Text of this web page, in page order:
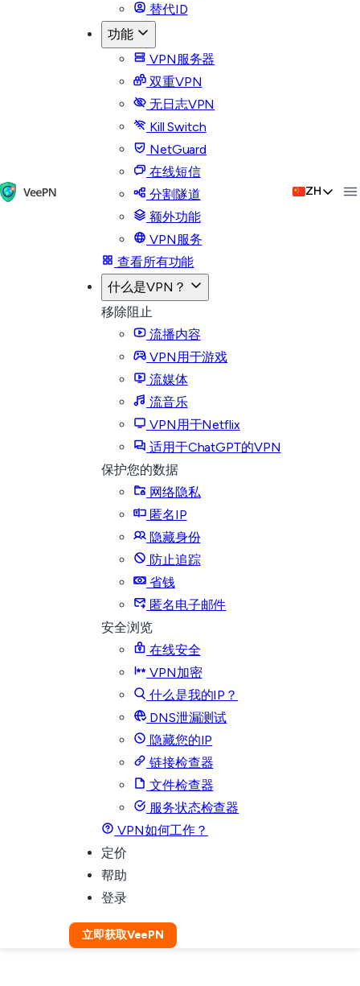
替代ID
功能
VPN服务器
双重VPN
无日志VPN
Kill Switch
NetGuard
在线短信
分割隧道
额外功能
VPN服务
查看所有功能
什么是VPN？
移除阻止
流播内容
VPN用于游戏
流媒体
流音乐
VPN用于Netflix
适用于ChatGPT的VPN
保护您的数据
网络隐私
匿名IP
隐藏身份
防止追踪
省钱
匿名电子邮件
安全浏览
在线安全
VPN加密
什么是我的IP？
DNS泄漏测试
隐藏您的IP
链接检查器
文件检查器
服务状态检查器
VPN如何工作？
定价
帮助
登录
立即获取VeePN
ZH